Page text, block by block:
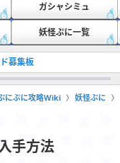
ガシャシミュ
妖怪ぷに一覧
募集板
にぷに攻略Wiki 妖怪ぷに
手方法